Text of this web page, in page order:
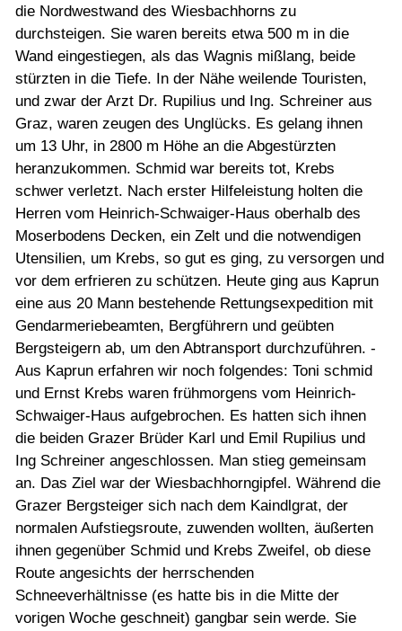
die Nordwestwand des Wiesbachhorns zu
durchsteigen. Sie waren bereits etwa 500 m in die
Wand eingestiegen, als das Wagnis mißlang, beide
stürzten in die Tiefe. In der Nähe weilende Touristen,
und zwar der Arzt Dr. Rupilius und Ing. Schreiner aus
Graz, waren zeugen des Unglücks. Es gelang ihnen
um 13 Uhr, in 2800 m Höhe an die Abgestürzten
heranzukommen. Schmid war bereits tot, Krebs
schwer verletzt. Nach erster Hilfeleistung holten die
Herren vom Heinrich-Schwaiger-Haus oberhalb des
Moserbodens Decken, ein Zelt und die notwendigen
Utensilien, um Krebs, so gut es ging, zu versorgen und
vor dem erfrieren zu schützen. Heute ging aus Kaprun
eine aus 20 Mann bestehende Rettungsexpedition mit
Gendarmeriebeamten, Bergführern und geübten
Bergsteigern ab, um den Abtransport durchzuführen. -
Aus Kaprun erfahren wir noch folgendes: Toni schmid
und Ernst Krebs waren frühmorgens vom Heinrich-
Schwaiger-Haus aufgebrochen. Es hatten sich ihnen
die beiden Grazer Brüder Karl und Emil Rupilius und
Ing Schreiner angeschlossen. Man stieg gemeinsam
an. Das Ziel war der Wiesbachhorngipfel. Während die
Grazer Bergsteiger sich nach dem Kaindlgrat, der
normalen Aufstiegsroute, zuwenden wollten, äußerten
ihnen gegenüber Schmid und Krebs Zweifel, ob diese
Route angesichts der herrschenden
Schneeverhältnisse (es hatte bis in die Mitte der
vorigen Woche geschneit) gangbar sein werde. Sie